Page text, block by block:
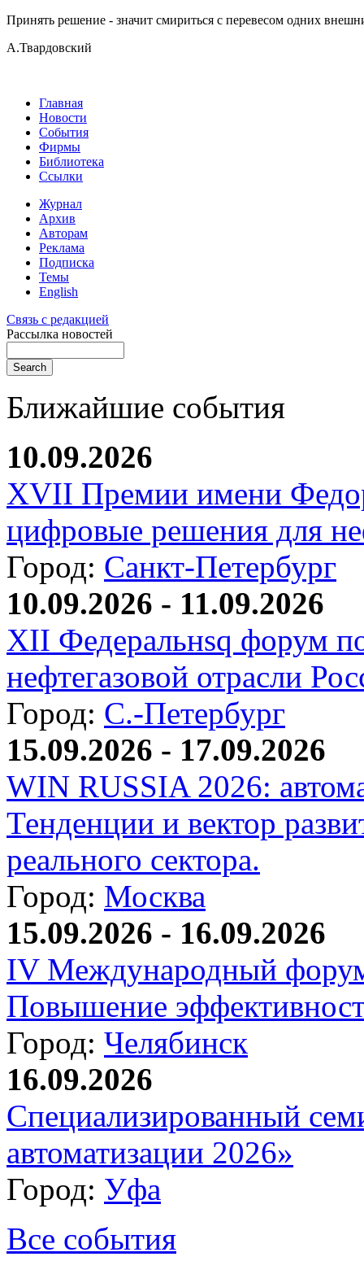
Принять решение - значит смириться с перевесом одних
А.Твардовский
Главная
Новости
События
Фирмы
Библиотека
Ссылки
Журнал
Архив
Авторам
Реклама
Подписка
Темы
English
Связь с редакцией
Рассылка новостей
Ближайшие события
10.09.2026
XVII Премии имени
цифровые решения для
Город: Санкт-Петербург
10.09.2026 - 11.09.2026
XII Федеральнsq форум
нефтегазовой отрасли
Город: С.-Петербург
15.09.2026 - 17.09.2026
WIN RUSSIA 2026:
Тенденции и вектор
реального сектора.
Город: Москва
15.09.2026 - 16.09.2026
IV Международный
Повышение
Город: Челябинск
16.09.2026
Специализированный
автоматизации 2026»
Город: Уфа
Все события